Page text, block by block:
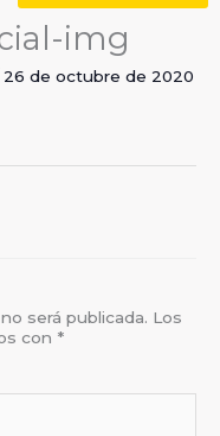
img
26 de octubre de 2020
será publicada. Los
con *